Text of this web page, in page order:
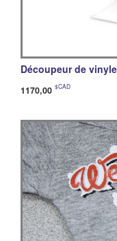
Découpeur de
1170,00 $CAD